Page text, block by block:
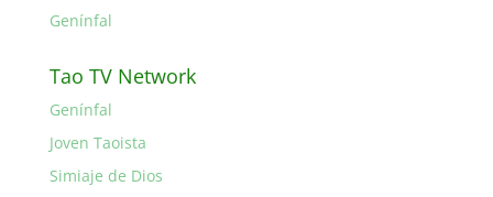
Genínfal
Tao TV Network
Genínfal
Joven Taoista
Simiaje de Dios